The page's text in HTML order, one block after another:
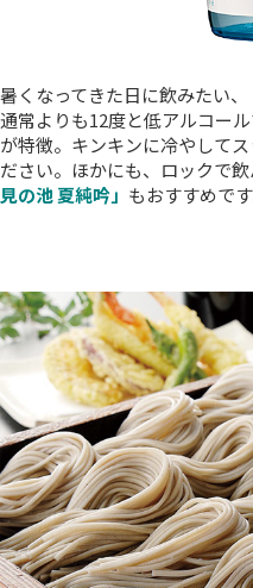
暑くなってきた日に飲みたい
通常よりも12度と低アルコー
が特徴。キンキンに冷やして
ださい。ほかにも、ロックで飲
見の池 夏純吟」 もおすすめです